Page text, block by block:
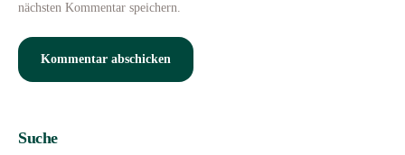
nächsten Kommentar speichern.
Suche